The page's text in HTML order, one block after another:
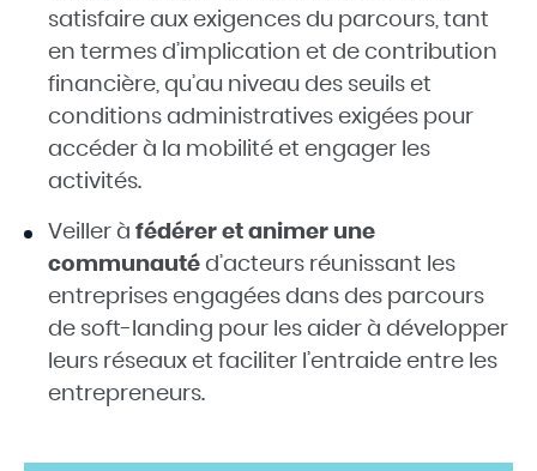
satisfaire aux exigences du parcours, tant
en termes d’implication et de contribution
financière, qu’au niveau des seuils et
conditions administratives exigées pour
accéder à la mobilité et engager les
activités.
Veiller à fédérer et animer une
communauté d’acteurs réunissant les
entreprises engagées dans des parcours
de soft-landing pour les aider à développer
leurs réseaux et faciliter l’entraide entre les
entrepreneurs.